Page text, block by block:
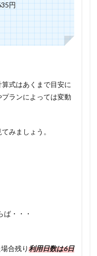
円
式はあくまで目安に
ランによっては変動
みましょう。
ば・・・
合残り利用日数は6日